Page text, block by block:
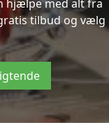
hjælpe med alt fra
tilbud og vælg